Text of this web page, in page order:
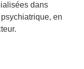
dans
en